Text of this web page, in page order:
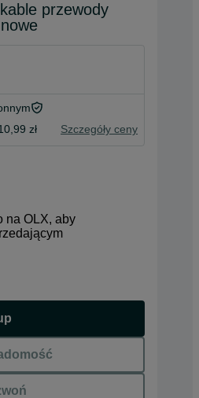
przewody
zł Szczegóły ceny
na OLX, aby